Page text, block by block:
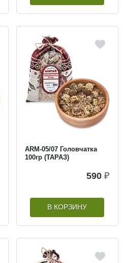
ARM-05/07 Головчатка
100гр (ТАРАЗ)
590 ₽
В КОРЗИНУ